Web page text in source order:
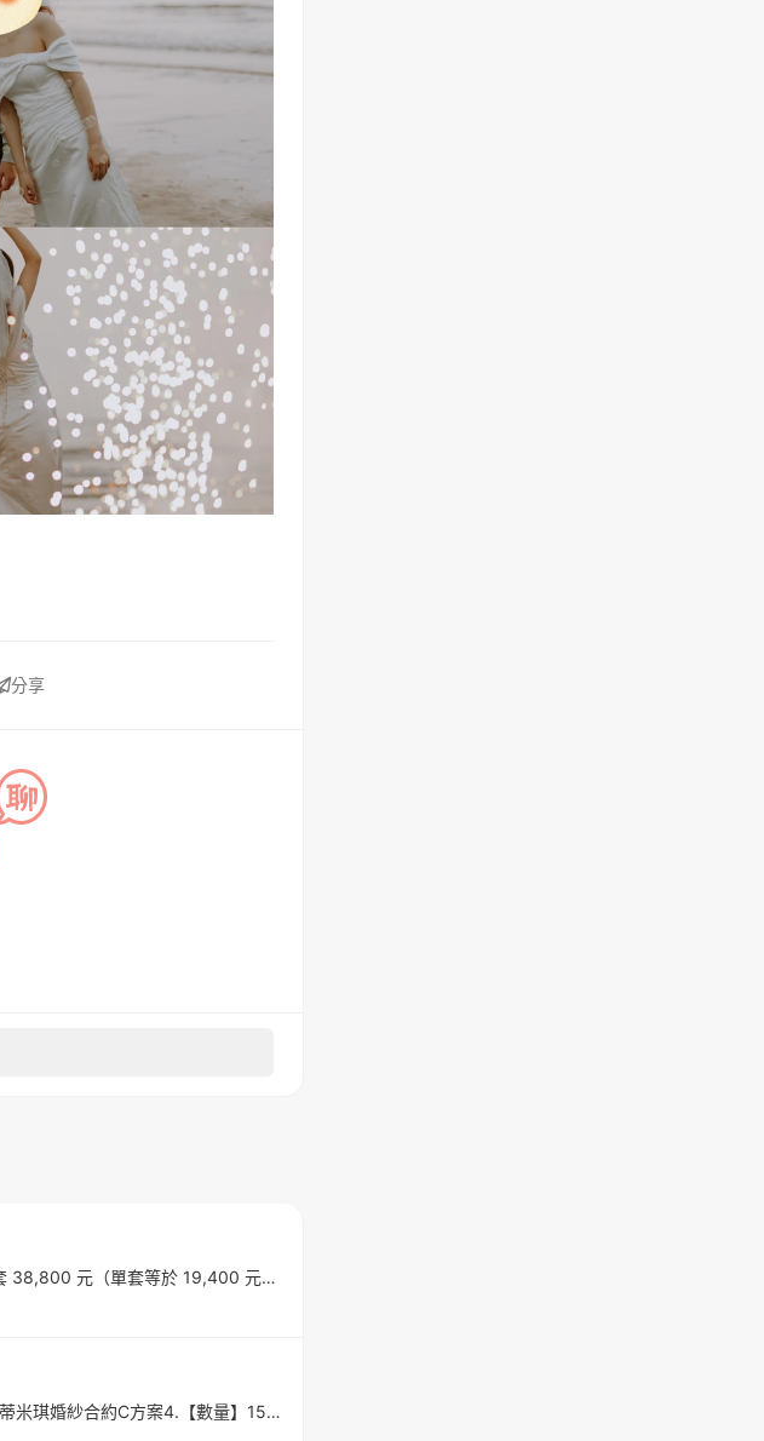
分享
凡登門市購買「兩套訂製西服優惠方案」原價：兩套 38,800 元（單套等於 19,400 元）因本人僅需一套，故轉售其中一套名額。🔹 內容說明凡登門市量身訂製西裝一套可親自到門市量身、挑選布料與版型全新未使用（僅轉讓名...
1.【分類】轉讓2.【地區】台北士林3.【物品名稱】蒂米琪婚紗合約C方案4.【數量】15.【物品狀態】全新6.【介紹】3F白紗*1+3F禮服*1+2F禮服*1+頭紗*17.【價格】C方案原價$76800，當訂+折扣後$598008.【交易方式】蒂米...